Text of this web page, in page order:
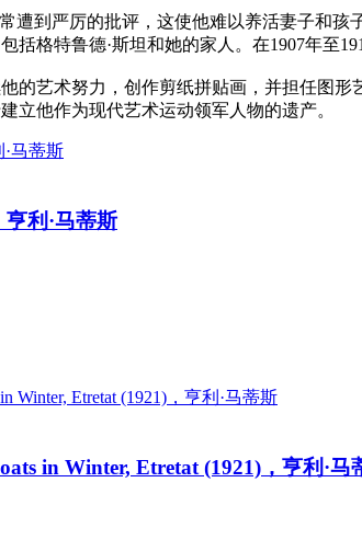
遭到严厉的批评，这使他难以养活妻子和
括格特鲁德·斯坦和她的家人。在1907年至
的艺术努力，创作剪纸拼贴画，并担任图
立他作为现代艺术运动领军人物的遗产。
利·马蒂斯
in Winter, Etretat (1921)，亨利·马